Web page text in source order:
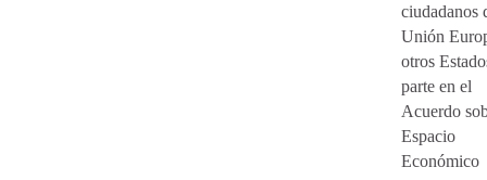
ciudadanos
Unión
otros
parte en el
Acuerdo
Espacio
Económico